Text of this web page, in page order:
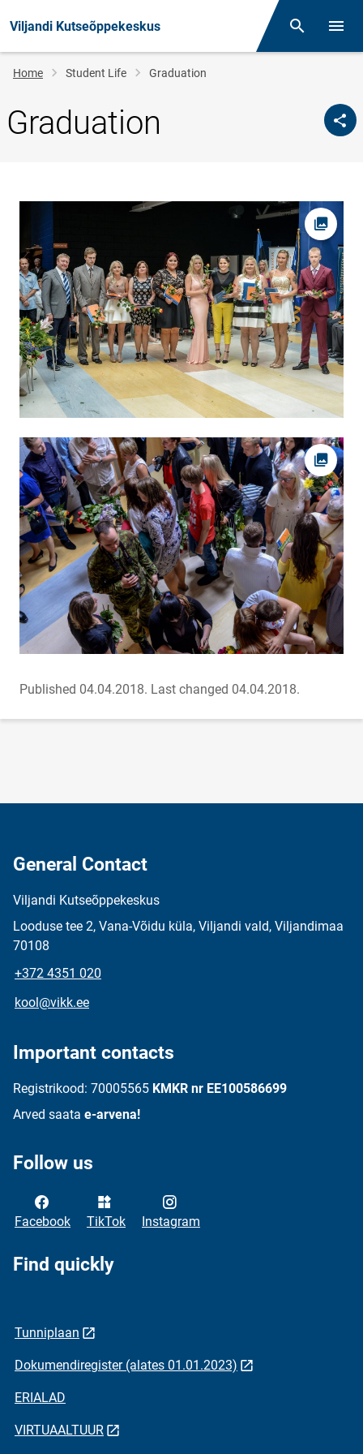
Viljandi Kutseõppekeskus Otsing
Breadcrumb
Home Student Life Graduation
Graduation
Open
Open
Published 04.04.2018. Last changed 04.04.2018.
General Contact
Viljandi Kutseõppekeskus
Looduse tee 2, Vana-Võidu küla, Viljandi vald, Viljandimaa
70108
+372 4351 020
kool@vikk.ee
Important contacts
Registrikood: 70005565 KMKR nr EE100586699
Arved saata e-arvena!
Follow us
Facebook TikTok Instagram
Find quickly
Tunniplaan
Dokumendiregister (alates 01.01.2023)
ERIALAD
VIRTUAALTUUR